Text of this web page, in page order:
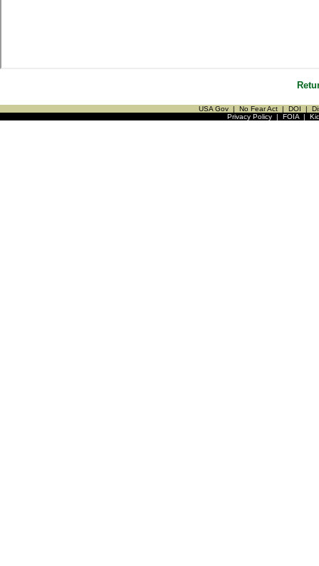
USA Gov | No Fear Act | DOI |
Privacy Policy| FOIA|